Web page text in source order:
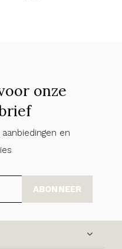
onze
en
ABONNEER